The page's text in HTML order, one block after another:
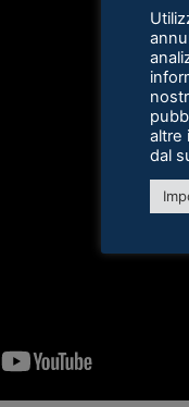
altre
dal